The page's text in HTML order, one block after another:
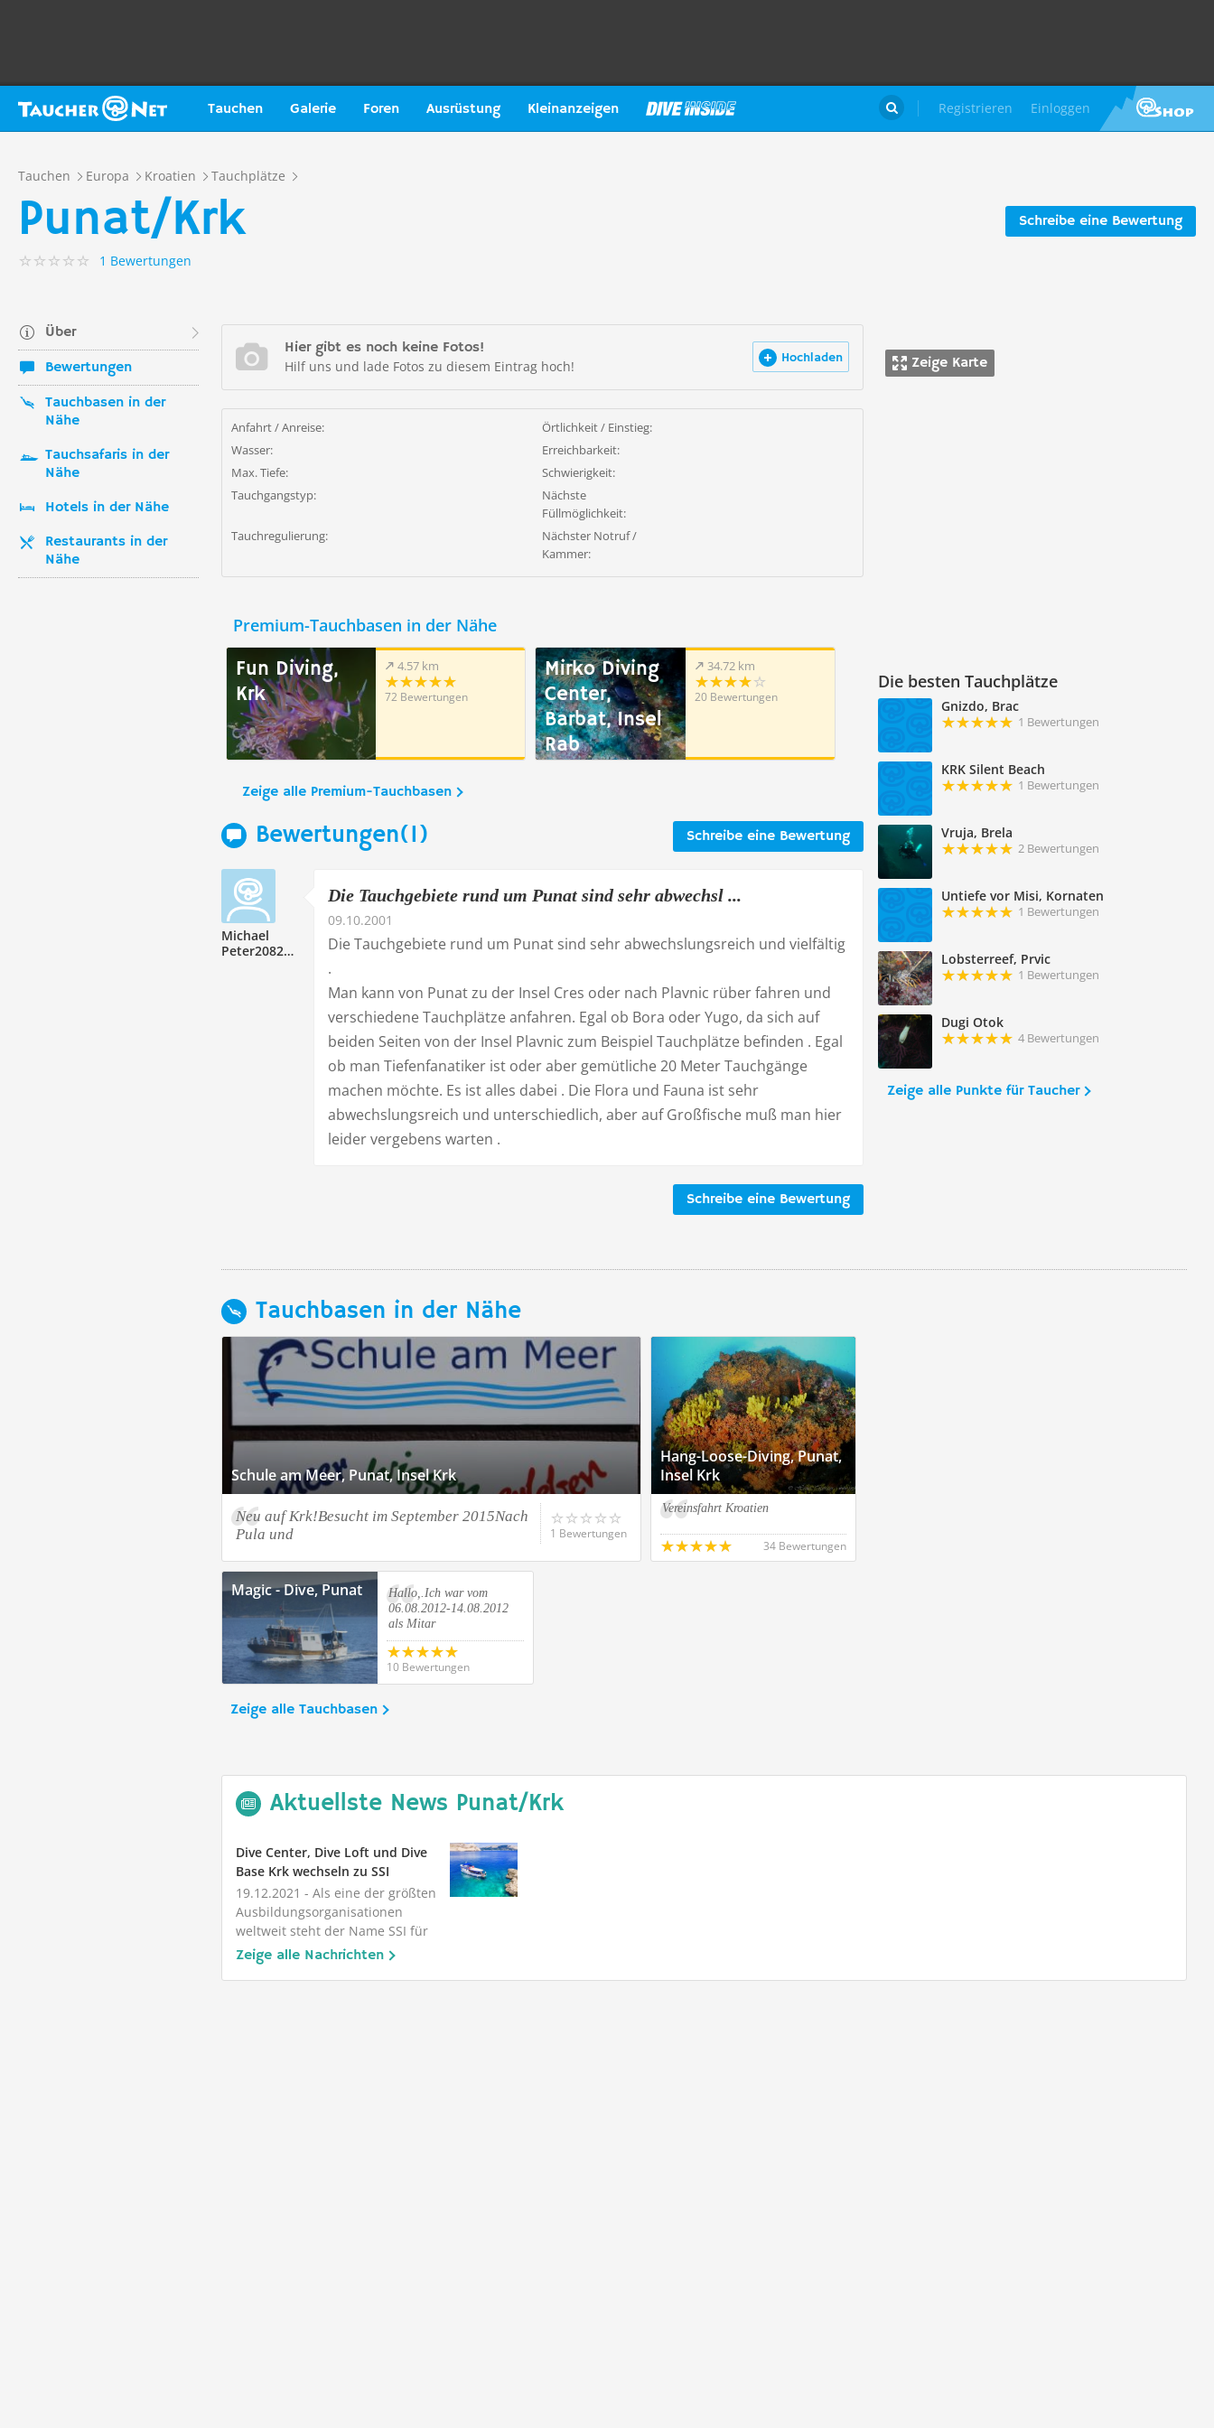
Tauchen Galerie Foren Ausrüstung Kleinanzeigen Registrieren Einloggen

Tauchen Europa Kroatien Tauchplätze
Schreibe eine Bewertung
Punat/Krk
1 Bewertungen
Über
Bewertungen
Tauchbasen in der
Nähe
Tauchsafaris in der
Nähe
Hotels in der Nähe
Restaurants in der
Nähe
Zeige Karte
Die besten Tauchplätze
Gnizdo, Brac
1 Bewertungen
KRK Silent Beach
1 Bewertungen
Vruja, Brela
2 Bewertungen
Untiefe vor Misi, Kornaten
1 Bewertungen
Lobsterreef, Prvic
1 Bewertungen
Dugi Otok
4 Bewertungen
Zeige alle Punkte für Taucher
Hier gibt es noch keine Fotos!
Hilf uns und lade Fotos zu diesem Eintrag hoch! Hochladen
Anfahrt / Anreise:
Örtlichkeit / Einstieg:
Wasser:
Erreichbarkeit:
Max. Tiefe:
Schwierigkeit:
Tauchgangstyp:
Nächste
Füllmöglichkeit:
Tauchregulierung:
Nächster Notruf /
Kammer:
Premium-Tauchbasen in der Nähe
Fun Diving,
Krk
4.57 km
72 Bewertungen
Mirko Diving
Center,
Barbat, Insel
Rab
34.72 km
20 Bewertungen
Zeige alle Premium-Tauchbasen
Schreibe eine Bewertung
Bewertungen(1)
Michael
Peter208228
Die Tauchgebiete rund um Punat sind sehr abwechsl ...
09.10.2001
Die Tauchgebiete rund um Punat sind sehr abwechslungsreich und vielfältig
.
Man kann von Punat zu der Insel Cres oder nach Plavnic rüber fahren und
verschiedene Tauchplätze anfahren. Egal ob Bora oder Yugo, da sich auf
beiden Seiten von der Insel Plavnic zum Beispiel Tauchplätze befinden . Egal
ob man Tiefenfanatiker ist oder aber gemütliche 20 Meter Tauchgänge
machen möchte. Es ist alles dabei . Die Flora und Fauna ist sehr
abwechslungsreich und unterschiedlich, aber auf Großfische muß man hier
leider vergebens warten .
Schreibe eine Bewertung
Tauchbasen in der Nähe
Schule am Meer, Punat, Insel Krk
Neu auf Krk!Besucht im September 2015Nach
Pula und
1 Bewertungen
Hang-Loose-Diving, Punat,
Insel Krk
Vereinsfahrt Kroatien
34 Bewertungen
Magic - Dive, Punat
Hallo,.Ich war vom
06.08.2012-14.08.2012
als Mitar
10 Bewertungen
Zeige alle Tauchbasen
Aktuellste News Punat/Krk
Dive Center, Dive Loft und Dive
Base Krk wechseln zu SSI
19.12.2021 - Als eine der größten
Ausbildungsorganisationen
weltweit steht der Name SSI für
sichere und...
Zeige alle Nachrichten